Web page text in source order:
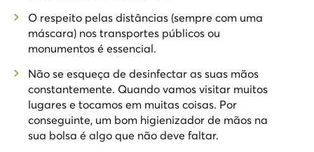
O respeito pelas distâncias (sempre com uma
máscara) nos transportes públicos ou
monumentos é essencial.
Não se esqueça de desinfectar as suas mãos
constantemente. Quando vamos visitar muitos
lugares e tocamos em muitas coisas. Por
conseguinte, um bom higienizador de mãos na
sua bolsa é algo que não deve faltar.